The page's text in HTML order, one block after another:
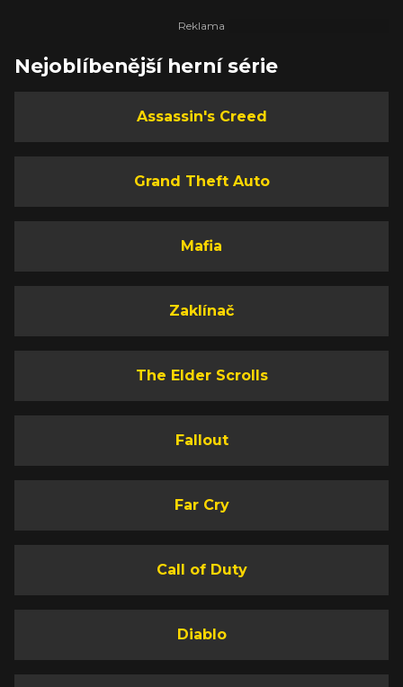
Nejoblíbenější herní série
Assassin's Creed
Grand Theft Auto
Mafia
Zaklínač
The Elder Scrolls
Fallout
Far Cry
Call of Duty
Diablo